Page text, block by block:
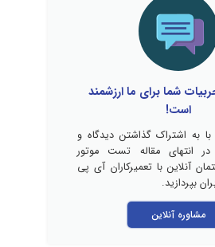
شما برای ما ارزشمند
است!
به اشتراک گذاشتن دیدگاه و
انتهای مقاله تست موتور
آنلاین با تعمیرکاران آی پی
بپردازید.
مشاوره آنلاین